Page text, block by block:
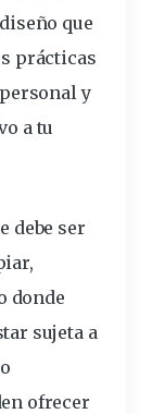
que
prácticas
y
a tu
debe ser
donde
sujeta a
ofrecer